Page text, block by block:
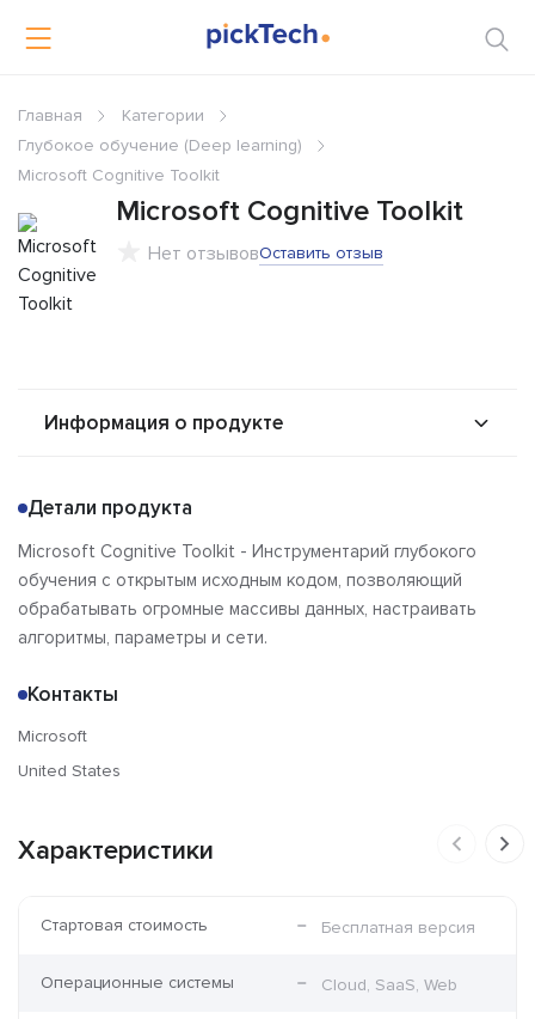
Главная
Категории
Глубокое обучение (Deep learning)
Microsoft Cognitive Toolkit
Microsoft Cognitive Toolkit
Нет отзывовОставить отзыв
Информация о продукте
Альтернативы
Отзывы
Детали продукта
Microsoft Cognitive Toolkit - Инструментарий глубокого
обучения с открытым исходным кодом, позволяющий
обрабатывать огромные массивы данных, настраивать
алгоритмы, параметры и сети.
Контакты
Microsoft
United States
Характеристики
Стартовая стоимость Бесплатная версия
Операционные системы Cloud, SaaS, Web